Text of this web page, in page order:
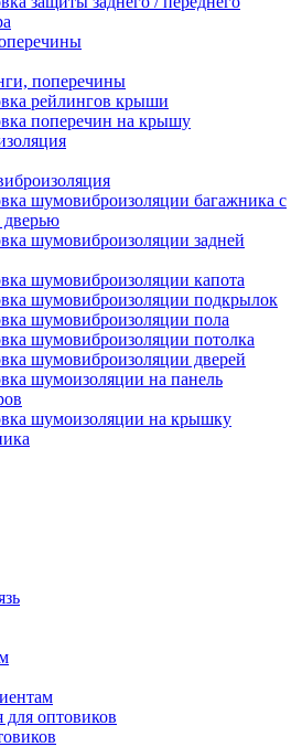
поперечины
рейлингов крыши
поперечин на крышу
шумовиброизоляции багажника с
дверью
шумовиброизоляции задней
шумовиброизоляции капота
шумовиброизоляции подкрылок
шумовиброизоляции пола
шумовиброизоляции потолка
шумовиброизоляции дверей
шумоизоляции на панель
шумоизоляции на крышку
оптовиков